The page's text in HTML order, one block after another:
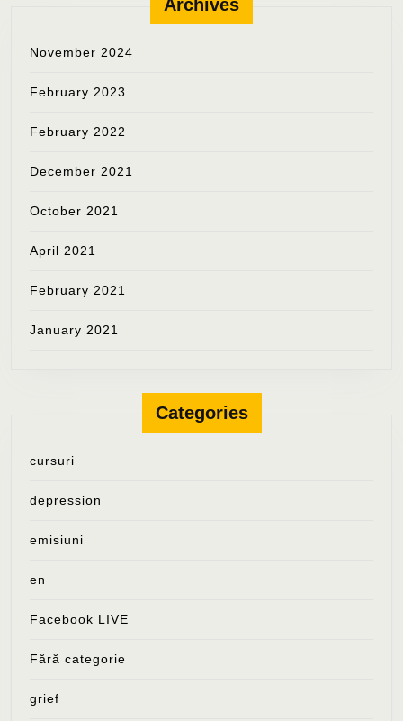
Archives
November 2024
February 2023
February 2022
December 2021
October 2021
April 2021
February 2021
January 2021
Categories
cursuri
depression
emisiuni
en
Facebook LIVE
Fără categorie
grief